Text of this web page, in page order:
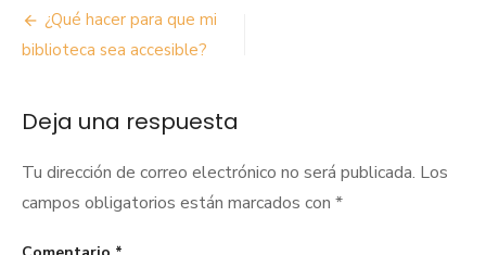
Navegación
de
¿Qué hacer para que mi
biblioteca sea accesible?
Deja una respuesta
Tu dirección de correo electrónico no será publicada. Los
campos obligatorios están marcados con *